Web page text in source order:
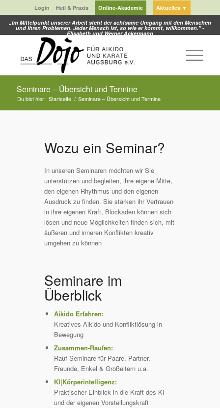
Login Heil & Praxis Online-Akademie
Aktuelles ▼
„Im Mittelpunkt unserer Arbeit steht der achtsame Umgang mit den Menschen
und Ihren Problemen. Jeder Mensch ist, so wie er kommt, willkommen." -
Elisabeth und Werner Ackermann
Seminare – Übersicht und Termine
Du bist hier: Startseite / Seminare – Übersicht und Termine
Wozu ein Seminar?
In unseren Seminaren möchten wir Sie
unterstützen und begleiten, ihre eigene Mitte,
den eigenen Rhythmus und den eigenen
Ausdruck zu finden. Sie stärken ihr Vertrauen
in ihre eigenen Kraft, Blockaden können sich
lösen und neue Möglichkeiten finden sich, mit
äußeren und inneren Konflikten kreativ
umgehen zu können
Seminare im
Überblick
Aikido Erfahren:
Kreatives Aikido und Konfliktlösung in
Bewegung
Zusammen-Raufen:
Rauf-Seminare für Paare, Partner,
Freunde, Enkel & Großeltern u.a.
KI|Körperintelligenz:
Praktischer Einblick in die Kraft des KI
und der eigenen Vorstellungskraft